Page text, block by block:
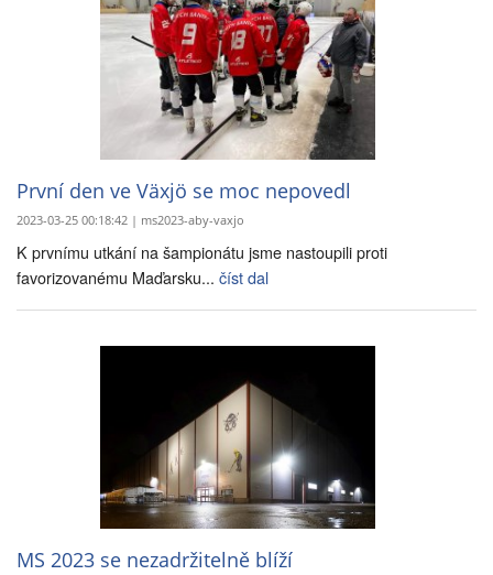
První den ve Växjö se moc nepovedl
2023-03-25 00:18:42 | ms2023-aby-vaxjo
K prvnímu utkání na šampionátu jsme nastoupili proti
favorizovanému Maďarsku... číst dal
MS 2023 se nezadržitelně blíží